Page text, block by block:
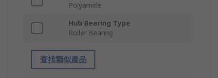
Polyamide
Hub Bearing Type
Roller Bearing
查找類似產品